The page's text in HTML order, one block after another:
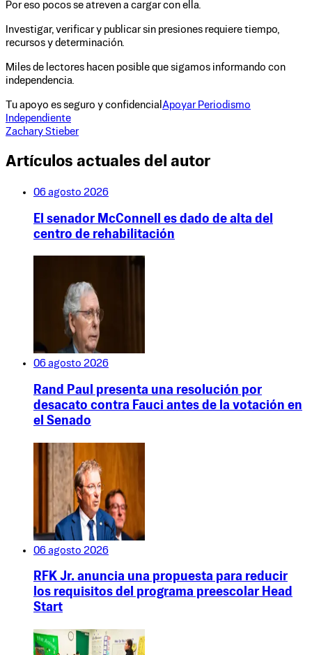
Por eso pocos se atreven a cargar con ella.
Investigar, verificar y publicar sin presiones requiere tiempo,
recursos y determinación.
Miles de lectores hacen posible que sigamos informando con
independencia.
Tu apoyo es seguro y confidencial Apoyar Periodismo
Independiente
Zachary Stieber
Artículos actuales del autor
06 agosto 2026
El senador McConnell es dado de alta del
centro de rehabilitación
06 agosto 2026
Rand Paul presenta una resolución por
desacato contra Fauci antes de la votación en
el Senado
06 agosto 2026
RFK Jr. anuncia una propuesta para reducir
los requisitos del programa preescolar Head
Start